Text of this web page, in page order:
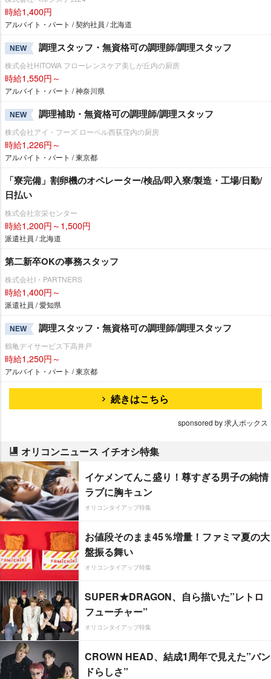
時給1,400円
アルバイト・パート / 契約社員 / 北海道
NEW 調理スタッフ・無資格可の調理師/調理スタッフ
株式会社HITOWA フローレンスケア美しが丘内の厨房
時給1,550円～
アルバイト・パート / 神奈川県
NEW 調理補助・無資格可の調理師/調理スタッフ
株式会社アイ・フーズ ローベル西荻窪内の厨房
時給1,226円～
アルバイト・パート / 東京都
「寮完備」割卵機のオペレーター/検品/即入寮/製造・工場/日勤/
日払い
株式会社京栄センター
時給1,200円～1,500円
派遣社員 / 北海道
第二新卒OKの事務スタッフ
株式会社I・PARTNERS
時給1,400円～
派遣社員 / 愛知県
NEW 調理スタッフ・無資格可の調理師/調理スタッフ
鶴亀デイサービス下高井戸
時給1,250円～
アルバイト・パート / 東京都
続きはこちら
sponsored by 求人ボックス
オリコンニュース イチオシ特集
イケメンてんこ盛り！尊すぎる男子の純情
ラブに胸キュン
オリコンタイアップ特集
お値段そのまま45％増量！ファミマ夏の大
盤振る舞い
オリコンタイアップ特集
SUPER★DRAGON、自ら描いた”レトロ
フューチャー”
オリコンタイアップ特集
CROWN HEAD、結成1周年で見えた”バン
ドらしさ”